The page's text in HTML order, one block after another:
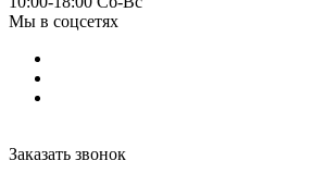
Мы в соцсетях
Заказать звонок